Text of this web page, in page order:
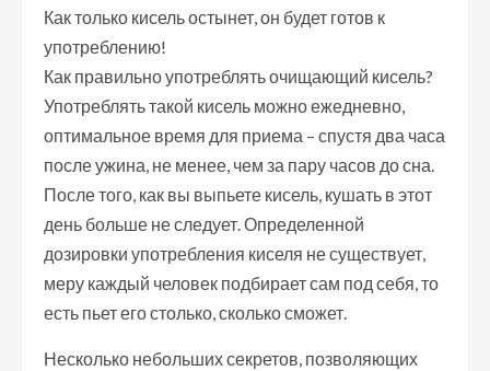
Как только кисель остынет, он будет готов к
употреблению!
Как правильно употреблять очищающий кисель?
Употреблять такой кисель можно ежедневно,
оптимальное время для приема – спустя два часа
после ужина, не менее, чем за пару часов до сна.
После того, как вы выпьете кисель, кушать в этот
день больше не следует. Определенной
дозировки употребления киселя не существует,
меру каждый человек подбирает сам под себя, то
есть пьет его столько, сколько сможет.
Несколько небольших секретов, позволяющих